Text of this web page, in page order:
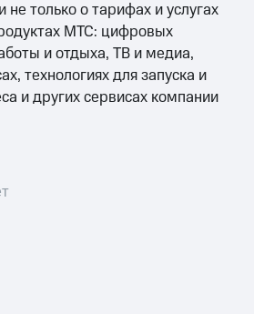
не только о тарифах и услугах
МТС: цифровых
и отдыха, ТВ и медиа,
технологиях для запуска и
и других сервисах компании